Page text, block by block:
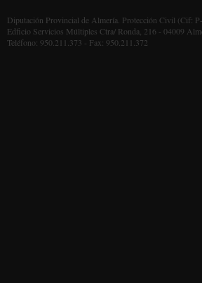
Diputación Provincial de Almería. Protección Civil (Cif:
Edficio Servicios Múltiples Ctra/ Ronda, 216 - 04009
Teléfono: 950.211.373 - Fax: 950.211.372